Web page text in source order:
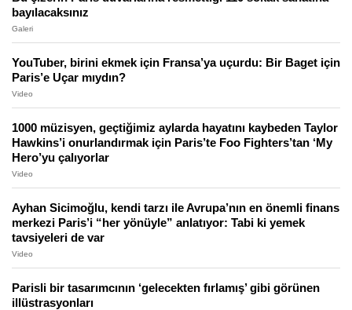
bayılacaksınız
Galeri
YouTuber, birini ekmek için Fransa’ya uçurdu: Bir Baget için
Paris’e Uçar mıydın?
Video
1000 müzisyen, geçtiğimiz aylarda hayatını kaybeden Taylor
Hawkins’i onurlandırmak için Paris’te Foo Fighters’tan ‘My
Hero’yu çalıyorlar
Video
Ayhan Sicimoğlu, kendi tarzı ile Avrupa’nın en önemli finans
merkezi Paris’i “her yönüyle” anlatıyor: Tabi ki yemek
tavsiyeleri de var
Video
Parisli bir tasarımcının ‘gelecekten fırlamış’ gibi görünen
illüstrasyonları